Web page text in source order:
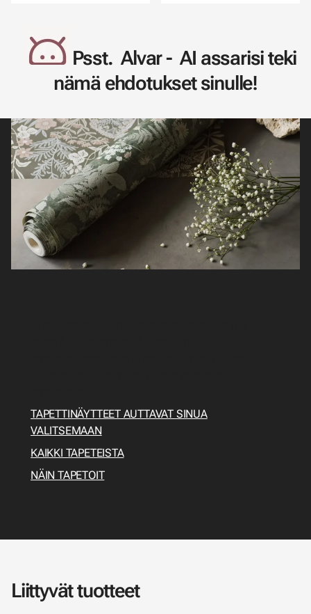
Psst. Alvar - AI assarisi teki
nämä ehdotukset sinulle!
TAPETTINÄYTTEET AUTTAVAT SINUA
VALITSEMAAN
KAIKKI TAPETEISTA
NÄIN TAPETOIT
Liittyvät tuotteet